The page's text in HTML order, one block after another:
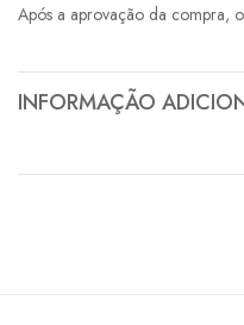
Após a aprovação da compra,
INFORMAÇÃO